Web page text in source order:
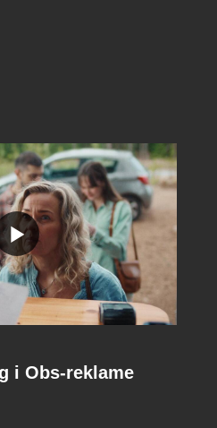
i Obs-reklame